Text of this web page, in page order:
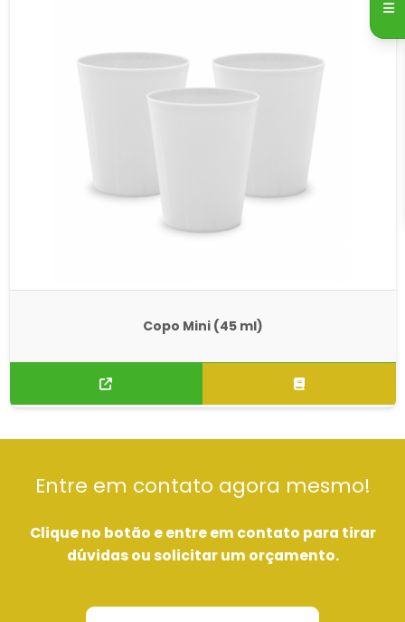
Copo Mini (45 ml)
Entre em contato agora mesmo!
Clique no botão e entre em contato para tirar
dúvidas ou solicitar um orçamento.